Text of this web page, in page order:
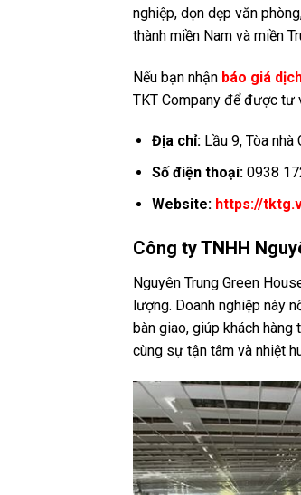
nghiệp, dọn dẹp văn
thành miền Nam và miền
Nếu bạn nhận báo giá
TKT Company để được tư
Địa chỉ:Lầu 9, Tòa nhà
Số điện thoại:0938
Website: https://
Công ty TNHH
Nguyên Trung Green
lượng. Doanh nghiệp này
bàn giao, giúp khách
cùng sự tận tâm và nhiệt